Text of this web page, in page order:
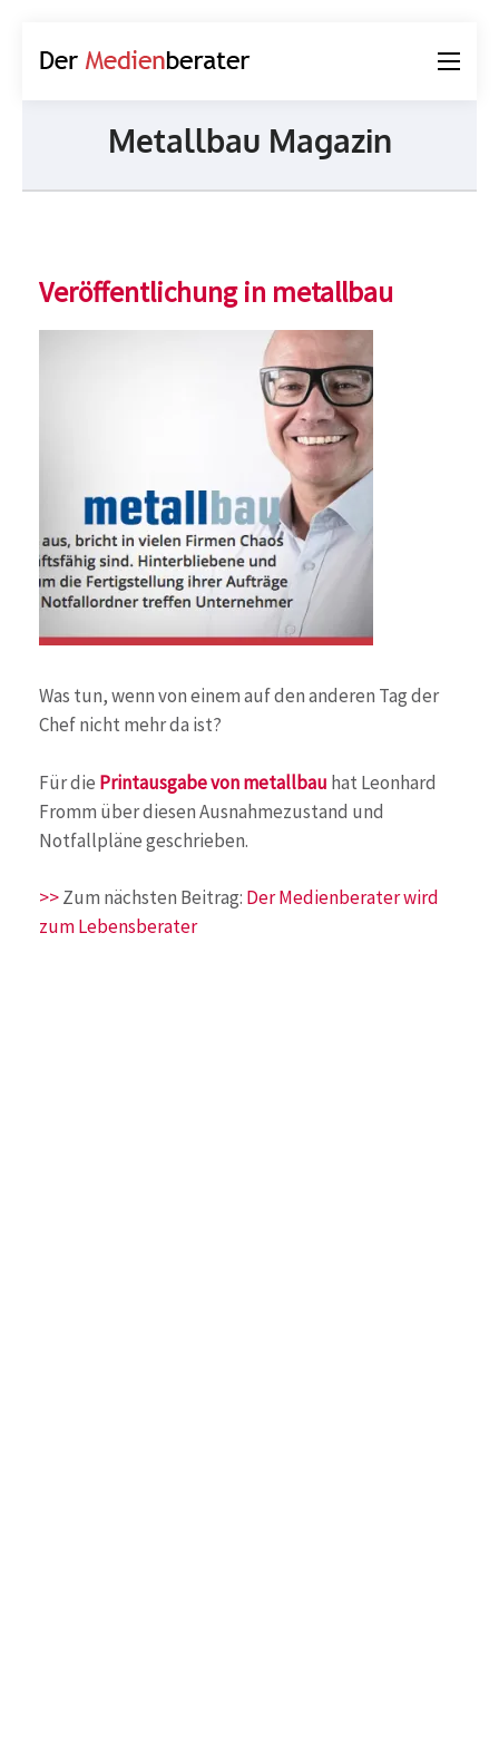
Metallbau Magazin
Veröffentlichung in metallbau
Was tun, wenn von einem auf den anderen Tag der
Chef nicht mehr da ist?
Für die Printausgabe von metallbau hat Leonhard
Fromm über diesen Ausnahmezustand und
Notfallpläne geschrieben.
>>Zum nächsten Beitrag: Der Medienberater wird
zum Lebensberater